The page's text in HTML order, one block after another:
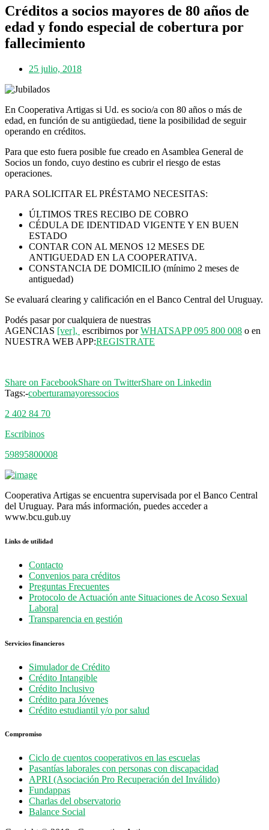
Créditos a socios mayores de 80 años de
edad y fondo especial de cobertura por
fallecimiento
25 julio, 2018
En Cooperativa Artigas si Ud. es socio/a con 80 años o más de
edad, en función de su antigüedad, tiene la posibilidad de seguir
operando en créditos.
Para que esto fuera posible fue creado en Asamblea General de
Socios un fondo, cuyo destino es cubrir el riesgo de estas
operaciones.
PARA SOLICITAR EL PRÉSTAMO NECESITAS:
ÚLTIMOS TRES RECIBO DE COBRO
CÉDULA DE IDENTIDAD VIGENTE Y EN BUEN
ESTADO
CONTAR CON AL MENOS 12 MESES DE
ANTIGUEDAD EN LA COOPERATIVA.
CONSTANCIA DE DOMICILIO (mínimo 2 meses de
antiguedad)
Se evaluará clearing y calificación en el Banco Central del Uruguay.
Podés pasar por cualquiera de nuestras
AGENCIAS [ver], escribirnos porWHATSAPP 095 800 008 o en
NUESTRA WEB APP:REGISTRATE
Share on FacebookShare on TwitterShare on Linkedin
Tags:-coberturamayoressocios
2 402 84 70
Escribinos
59895800008
Cooperativa Artigas se encuentra supervisada por el Banco Central
del Uruguay. Para más información, puedes acceder a
www.bcu.gub.uy
Links de utilidad
Contacto
Convenios para créditos
Preguntas Frecuentes
Protocolo de Actuación ante Situaciones de Acoso Sexual
Laboral
Transparencia en gestión
Servicios financieros
Simulador de Crédito
Crédito Intangible
Crédito Inclusivo
Crédito para Jóvenes
Crédito estudiantil y/o por salud
Compromiso
Ciclo de cuentos cooperativos en las escuelas
Pasantías laborales con personas con discapacidad
APRI (Asociación Pro Recuperación del Inválido)
Fundappas
Charlas del observatorio
Balance Social